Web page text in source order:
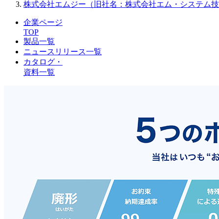
株式会社エムジー（旧社名：株式会社エム・システム
企業ページ
TOP
製品一覧
ニュースリリース一覧
カタログ・
資料一覧